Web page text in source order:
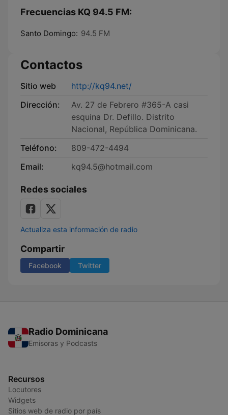
Frecuencias KQ 94.5 FM:
Santo Domingo: 94.5 FM
Contactos
Sitio web
http://kq94.net/
Dirección:
Av. 27 de Febrero #365-A casi
esquina Dr. Defillo. Distrito
Nacional, República Dominicana.
Teléfono:
809-472-4494
Email:
kq94.5@hotmail.com
Redes sociales
Actualiza esta información de radio
Compartir
Facebook Twitter
Radio Dominicana
Emisoras y Podcasts
Recursos
Locutores
Widgets
Sitios web de radio por país